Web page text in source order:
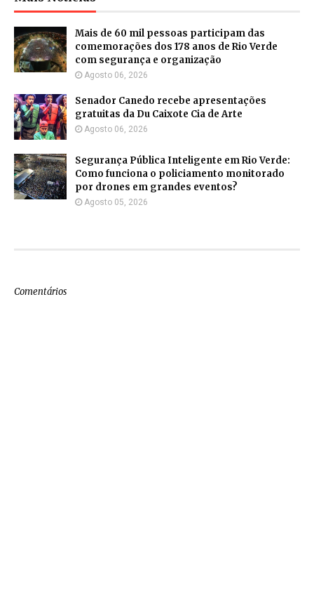
Mais de 60 mil pessoas participam das
comemorações dos 178 anos de Rio Verde
com segurança e organização
Agosto 06, 2026
Senador Canedo recebe apresentações
gratuitas da Du Caixote Cia de Arte
Agosto 06, 2026
Segurança Pública Inteligente em Rio Verde:
Como funciona o policiamento monitorado
por drones em grandes eventos?
Agosto 05, 2026
Comentários